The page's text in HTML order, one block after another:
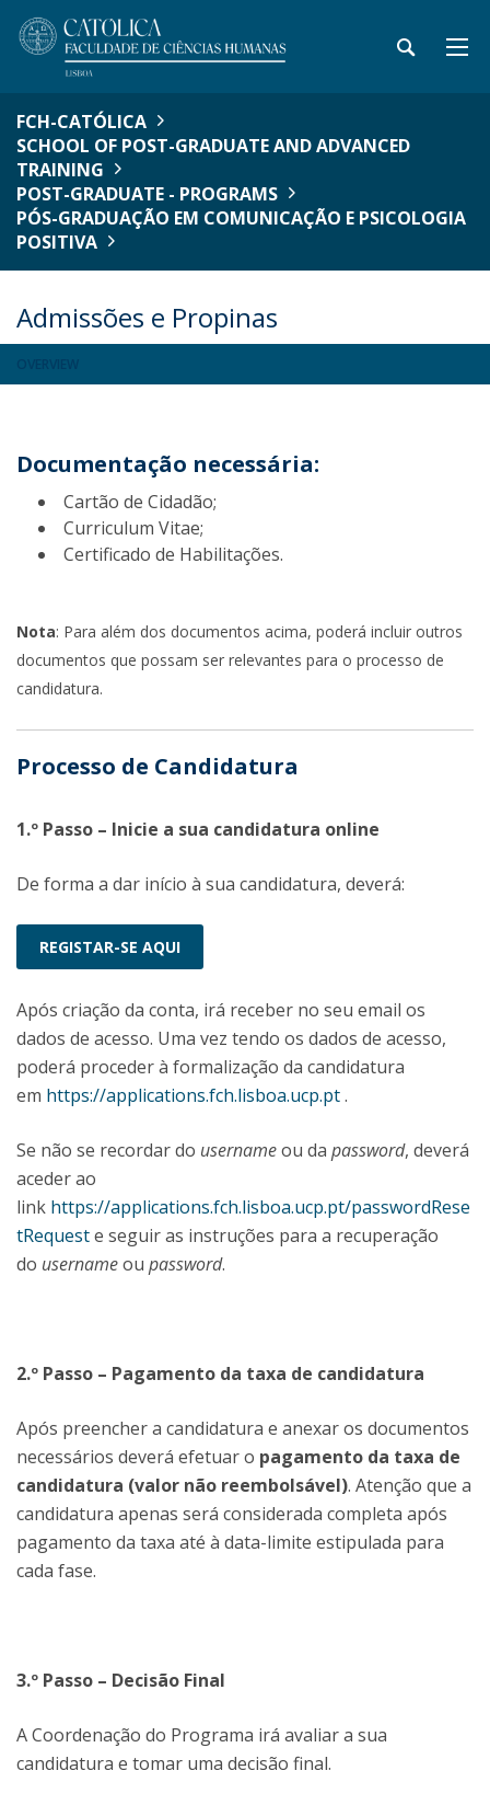
FCH-CATÓLICA
SCHOOL OF POST-GRADUATE AND ADVANCED
TRAINING
POST-GRADUATE - PROGRAMS
PÓS-GRADUAÇÃO EM COMUNICAÇÃO E PSICOLOGIA
POSITIVA
Admissões e Propinas
Documentação necessária:
Cartão de Cidadão;
Curriculum Vitae;
Certificado de Habilitações.
Nota: Para além dos documentos acima, poderá incluir outros
documentos que possam ser relevantes para o processo de
candidatura.
Processo de Candidatura
1.º Passo – Inicie a sua candidatura online
De forma a dar início à sua candidatura, deverá:
REGISTAR-SE AQUI
Após criação da conta, irá receber no seu email os
dados de acesso. Uma vez tendo os dados de acesso,
poderá proceder à formalização da candidatura
em https://applications.fch.lisboa.ucp.pt.
Se não se recordar do usernameou da password, deverá
aceder ao
link https://applications.fch.lisboa.ucp.pt/passwordRese
tRequeste seguir as instruções para a recuperação
do usernameou password.
2.º Passo – Pagamento da taxa de candidatura
Após preencher a candidatura e anexar os documentos
necessários deverá efetuar o pagamento da taxa de
candidatura (valor não reembolsável). Atenção que a
candidatura apenas será considerada completa após
pagamento da taxa até à data-limite estipulada para
cada fase.
3.º Passo – Decisão Final
A Coordenação do Programa irá avaliar a sua
candidatura e tomar uma decisão final.